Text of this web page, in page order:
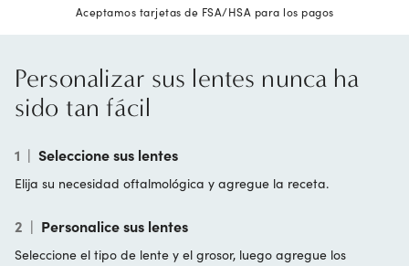
Aceptamos tarjetas de FSA/HSA para los pagos
Personalizar sus lentes nunca ha
sido tan fácil
1 | Seleccione sus lentes
Elija su necesidad oftalmológica y agregue la receta.
2 | Personalice sus lentes
Seleccione el tipo de lente y el grosor, luego agregue los